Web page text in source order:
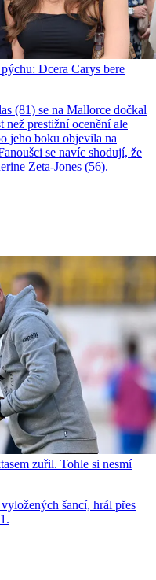
Dcera Carys bere
(81) se na Mallorce dočkal
než prestižní ocenění ale
jeho boku objevila na
se navíc shodují, že
Zeta-Jones (56).
zuřil. Tohle si nesmí
šancí, hrál přes